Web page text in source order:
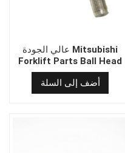
عالي الجودة Mitsubishi
Forklift Parts Ball Head
16*18
أضف إلى السلة